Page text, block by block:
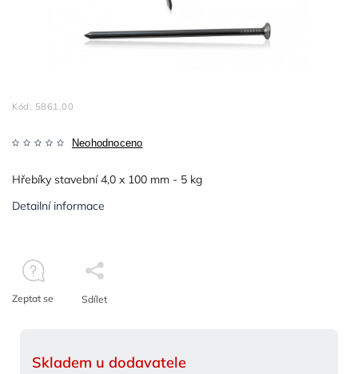
Kód: 5861.00
Neohodnoceno
Skladem u dodavatele
Hřebíky stavební 4,0 x 100 mm - 5 kg
Detailní informace
Zeptat se Sdílet